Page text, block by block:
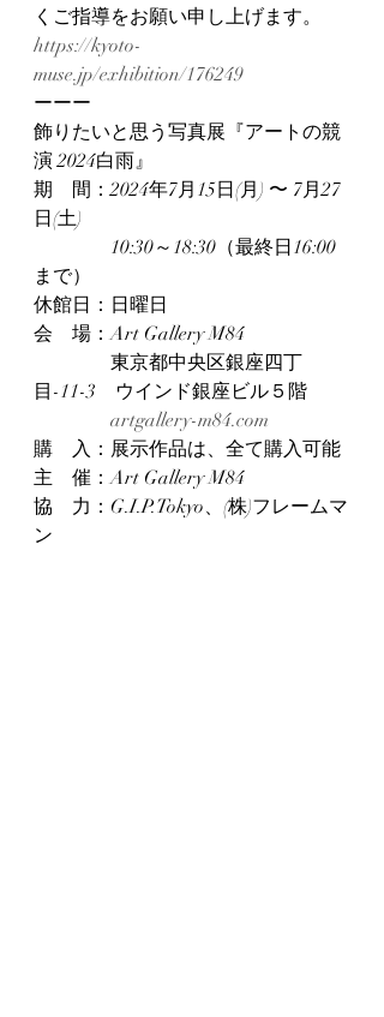
くご指導をお願い申し上げます。
https://kyoto-
muse.jp/exhibition/176249
ーーー
飾りたいと思う写真展『アートの競
演 2024白雨』
期　間：2024年7月15日(月) 〜 7月27
日(土)
10:30～18:30（最終日16:00
まで）
休館日：日曜日
会　場：Art Gallery M84
東京都中央区銀座四丁
目-11-3　ウインド銀座ビル５階
artgallery-m84.com
購　入：展示作品は、全て購入可能
主　催：Art Gallery M84
協　力：G.I.P.Tokyo、(株)フレームマ
ン